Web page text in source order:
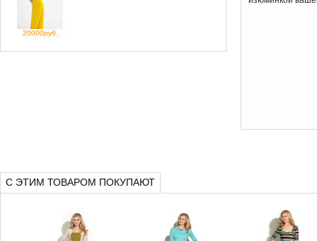
20000руб.
С ЭТИМ ТОВАРОМ ПОКУПАЮТ